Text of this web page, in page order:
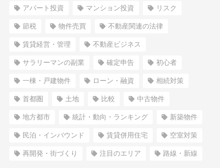
アパート投資 マンション投資 リスク
節税 物件売買 不動産関連の法律
賃貸経営・管理 不動産ビジネス
サラリーマンの副業 確定申告 初心者
一棟・戸建物件 ローン・融資 相続対策
首都圏 土地 比較 中古物件
地方都市 統計・動向・ランキング 新築物件
民泊・インバウンド 賃貸併用住宅 空室対策
再開発・街づくり 注目のエリア 路線・新線